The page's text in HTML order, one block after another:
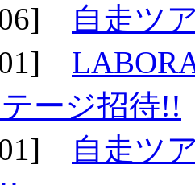
06]
自走ツ
01]
ージ招待!!
01]
自走ツ